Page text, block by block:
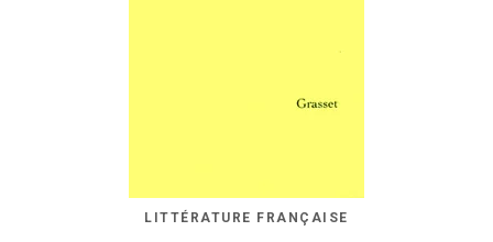
LITTÉRATURE FRANÇAISE